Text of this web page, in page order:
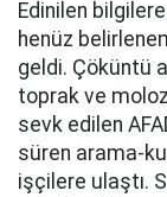
Edinilen
henüz
geldi. Çöküntü
toprak ve moloz
sevk edilen
süren arama-
işçilere ulaştı.